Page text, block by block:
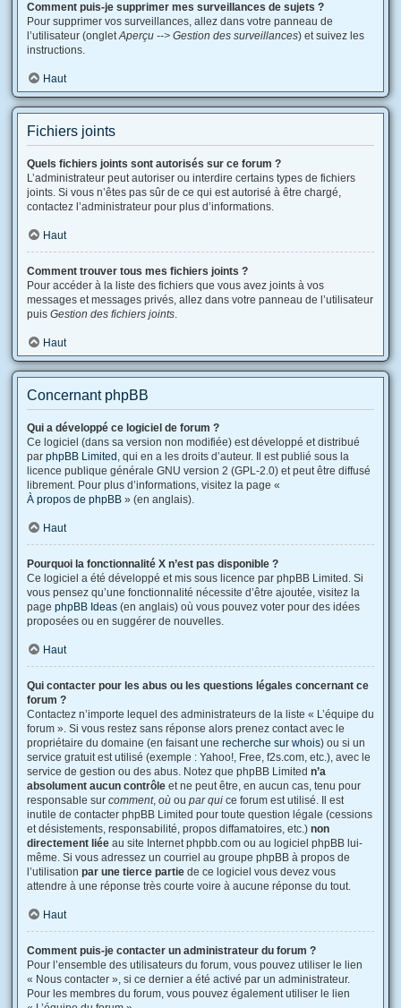
Comment puis-je supprimer mes surveillances de sujets ?
Pour supprimer vos surveillances, allez dans votre panneau de
l’utilisateur (ongletAperçu --> Gestion des surveillances) et suivez les
instructions.
Haut
Fichiers joints
Quels fichiers joints sont autorisés sur ce forum ?
L’administrateur peut autoriser ou interdire certains types de fichiers
joints. Si vous n’êtes pas sûr de ce qui est autorisé à être chargé,
contactez l’administrateur pour plus d’informations.
Haut
Comment trouver tous mes fichiers joints ?
Pour accéder à la liste des fichiers que vous avez joints à vos
messages et messages privés, allez dans votre panneau de l’utilisateur
puis Gestion des fichiers joints.
Haut
Concernant phpBB
Qui a développé ce logiciel de forum ?
Ce logiciel (dans sa version non modifiée) est développé et distribué
par phpBB Limited , qui en a les droits d’auteur. Il est publié sous la
licence publique générale GNU version 2 (GPL-2.0) et peut être diffusé
librement. Pour plus d’informations, visitez la page «
À propos de phpBB » (en anglais).
Haut
Pourquoi la fonctionnalité X n’est pas disponible ?
Ce logiciel a été développé et mis sous licence par phpBB Limited. Si
vous pensez qu’une fonctionnalité nécessite d’être ajoutée, visitez la
page phpBB Ideas (en anglais) où vous pouvez voter pour des idées
proposées ou en suggérer de nouvelles.
Haut
Qui contacter pour les abus ou les questions légales concernant ce
forum ?
Contactez n’importe lequel des administrateurs de la liste « L’équipe du
forum ». Si vous restez sans réponse alors prenez contact avec le
propriétaire du domaine (en faisant une recherche sur whois) ou si un
service gratuit est utilisé (exemple : Yahoo!, Free, f2s.com, etc.), avec le
service de gestion ou des abus. Notez que phpBB Limited n’a
absolument aucun contrôle et ne peut être, en aucun cas, tenu pour
responsable sur comment, où ou par qui ce forum est utilisé. Il est
inutile de contacter phpBB Limited pour toute question légale (cessions
et désistements, responsabilité, propos diffamatoires, etc.) non
directement liée au site Internet phpbb.com ou au logiciel phpBB lui-
même. Si vous adressez un courriel au groupe phpBB à propos de
l’utilisation par une tierce partie de ce logiciel vous devez vous
attendre à une réponse très courte voire à aucune réponse du tout.
Haut
Comment puis-je contacter un administrateur du forum ?
Pour l’ensemble des utilisateurs du forum, vous pouvez utiliser le lien
« Nous contacter », si ce dernier a été activé par un administrateur.
Pour les membres du forum, vous pouvez également utiliser le lien